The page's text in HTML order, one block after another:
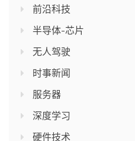
前沿科技
半导体-芯片
无人驾驶
时事新闻
服务器
深度学习
硬件技术